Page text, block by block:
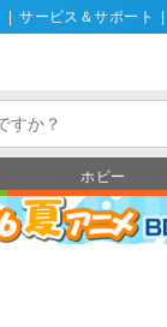
サービス＆サポート
ホビー